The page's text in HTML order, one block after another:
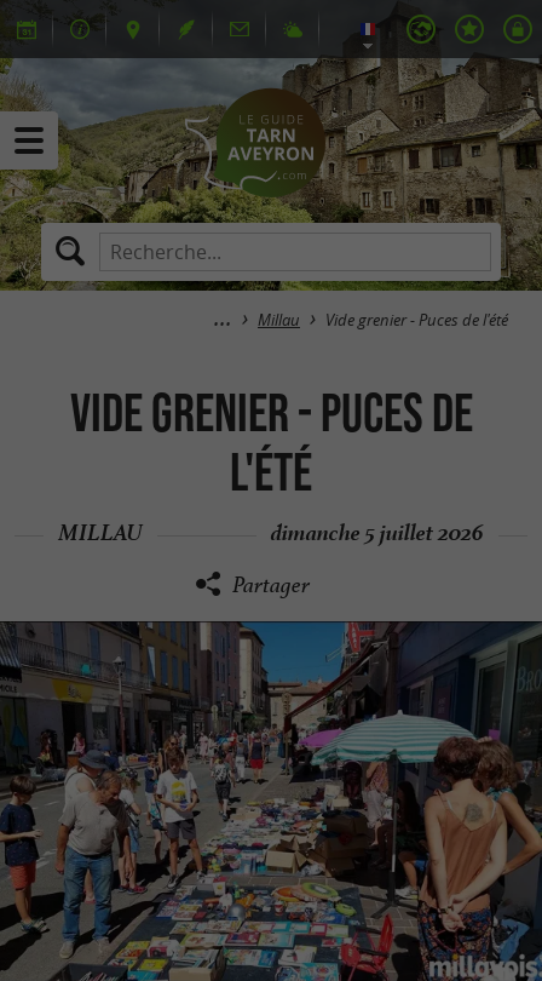
Millau Vide grenier - Puces de l'été
Vide grenier - Puces de
l'été
MILLAU dimanche 5 juillet 2026
Partager